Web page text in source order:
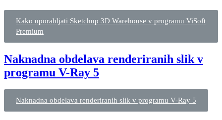
Kako uporabljati Sketchup 3D Warehouse v programu ViSoft
Premium
Naknadna obdelava renderiranih slik v
programu V-Ray 5
Naknadna obdelava renderiranih slik v programu V-Ray 5